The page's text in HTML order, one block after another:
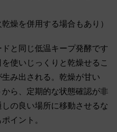
燥を併用する場合もあり）
同じ低温キープ発酵です
使いじっくりと乾燥せるこ
み出される。乾燥が甘い
ら、定期的な状態確認が非
の良い場所に移動させるな
イント。